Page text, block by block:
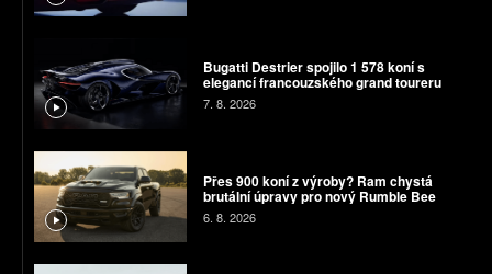
Bugatti Destrier spojilo 1 578 koní s
elegancí francouzského grand toureru
7. 8. 2026
Přes 900 koní z výroby? Ram chystá
brutální úpravy pro nový Rumble Bee
6. 8. 2026